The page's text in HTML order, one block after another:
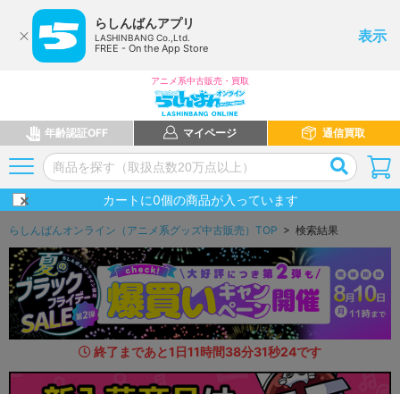
らしんばんアプリ
LASHINBANG Co.,Ltd.
FREE - On the App Store
表示
アニメ系中古販売・買取
年齢認証OFF マイページ 通信買取
カートに0個の商品が入っています
らしんばんオンライン（アニメ系グッズ中古販売）TOP > 検索結果
終了まであと1日11時間38分29秒87です